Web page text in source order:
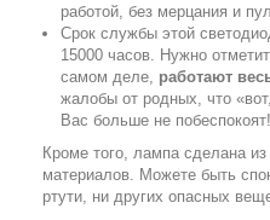
работой, без мерцания и
Срок службы этой
15000 часов. Нужно
самом деле, работают
жалобы от родных, что
Вас больше не побеспокоят!
Кроме того, лампа сделана из
материалов. Можете быть
ртути, ни других опасных